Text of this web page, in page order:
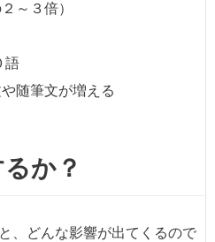
～３倍）
語
随筆文が増える
か？
、どんな影響が出てくるので